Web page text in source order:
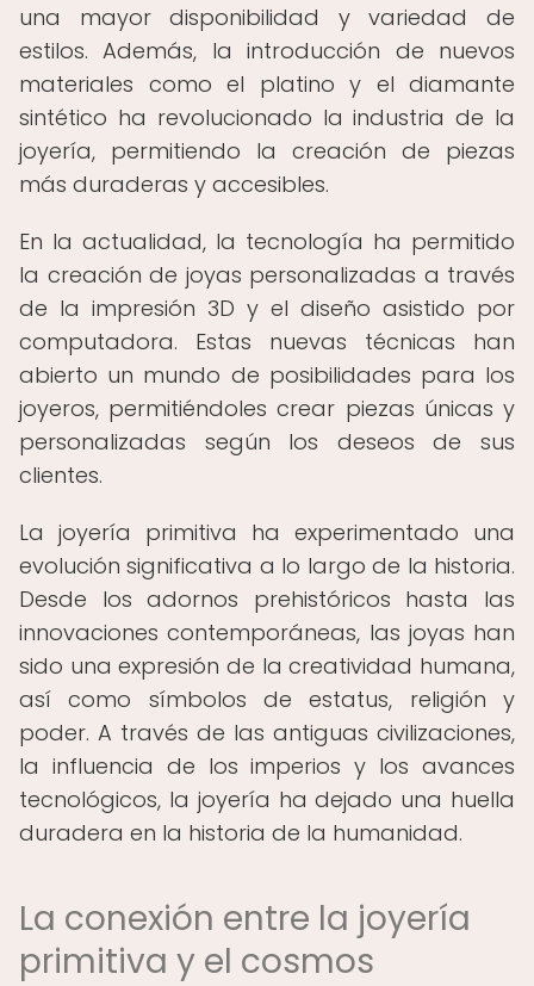
una mayor disponibilidad y variedad de
estilos. Además, la introducción de nuevos
materiales como el platino y el diamante
sintético ha revolucionado la industria de la
joyería, permitiendo la creación de piezas
más duraderas y accesibles.
En la actualidad, la tecnología ha permitido
la creación de joyas personalizadas a través
de la impresión 3D y el diseño asistido por
computadora. Estas nuevas técnicas han
abierto un mundo de posibilidades para los
joyeros, permitiéndoles crear piezas únicas y
personalizadas según los deseos de sus
clientes.
La joyería primitiva ha experimentado una
evolución significativa a lo largo de la historia.
Desde los adornos prehistóricos hasta las
innovaciones contemporáneas, las joyas han
sido una expresión de la creatividad humana,
así como símbolos de estatus, religión y
poder. A través de las antiguas civilizaciones,
la influencia de los imperios y los avances
tecnológicos, la joyería ha dejado una huella
duradera en la historia de la humanidad.
La conexión entre la joyería
primitiva y el cosmos